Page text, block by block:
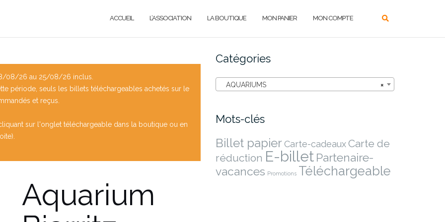
ACCUEIL L’ASSOCIATION LA BOUTIQUE MON PANIER MON COMPTE
08/26 au 25/08/26 inclus.
période, seuls les billets téléchargeables achetés sur le
et reçus.
sur l'onglet téléchargeable dans la boutique ou en
Aquarium
Catégories
×
AQUARIUMS
Mots-clés
Billet papier Carte-cadeauxCarte de
réduction E-billet Partenaire-
vacances Promotions Téléchargeable